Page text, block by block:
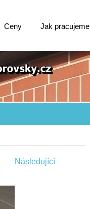
Ceny Jak pracujeme
Následující